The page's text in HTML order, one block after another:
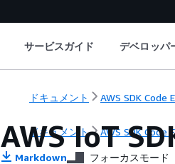
サービスガイド デベロッパ
ドキュメント AWS SDK Code
ドキュメント AWS SDK Code
AWS IoT
Markdown フォーカスモード